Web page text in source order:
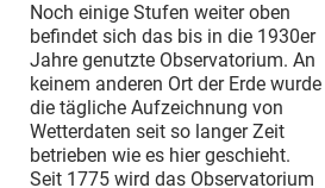
Noch einige Stufen weiter oben
befindet sich das bis in die 1930er
Jahre genutzte Observatorium. An
keinem anderen Ort der Erde wurde
die tägliche Aufzeichnung von
Wetterdaten seit so langer Zeit
betrieben wie es hier geschieht.
Seit 1775 wird das Observatorium